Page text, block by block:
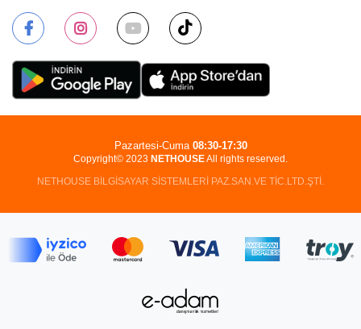
Copyright© 2023 NETHOUSEAll rights reserved.
NETHOUSE BİLGİSAYAR SİSTEMLERİ PAZ.SAN.VE TİC.LTD.ŞTİ.
Pazartesi-Cuma 08:30-17:30